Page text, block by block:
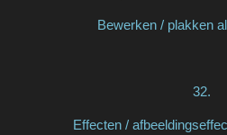
Bewerken / plakken
32.
Effecten /